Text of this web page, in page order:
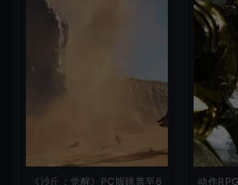
《沙丘：觉醒》PC版跳票至6 动作